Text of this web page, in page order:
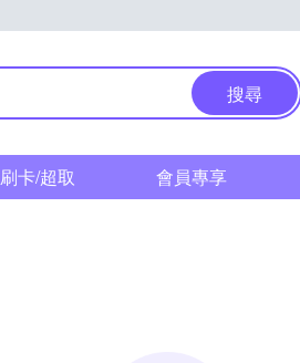
搜尋
刷卡/超取 會員專享